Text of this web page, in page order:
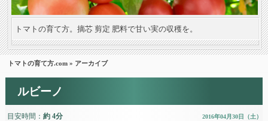
トマトの育て方。摘芯 剪定 肥料で甘い実の収穫を。
トマトの育て方.com » アーカイブ
ルビーノ
目安時間： 約 4分 2016年04月30日（土）